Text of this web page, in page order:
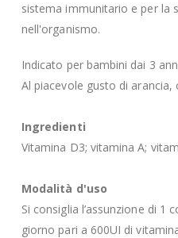
sistema immunitario e per la
nell'organismo.
Indicato per bambini dai 3
Al piacevole gusto di arancia,
Ingredienti
Vitamina D3; vitamina A;
Modalità d'uso
Si consiglia l’assunzione di 1
giorno pari a 600UI di